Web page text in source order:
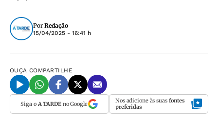
Por Redação
15/04/2025 - 16:41 h
OUÇA COMPARTILHE
Siga o A TARDEno Google Nos adicione às suas fontes
preferidas